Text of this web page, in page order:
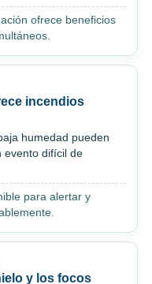
ofrece beneficios
incendios
humedad pueden
evento difícil de
para alertar y
y los focos